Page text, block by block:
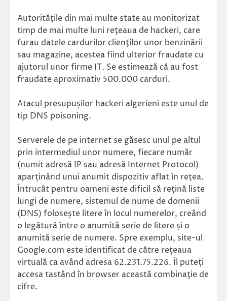
Autorităţile din mai multe state au monitorizat
timp de mai multe luni reţeaua de hackeri, care
furau datele cardurilor clienţilor unor benzinării
sau magazine, acestea fiind ulterior fraudate cu
ajutorul unor firme IT. Se estimează că au fost
fraudate aproximativ 500.000 carduri.
Atacul presupușilor hackeri algerieni este unul de
tip DNS poisoning.
Serverele de pe internet se găsesc unul pe altul
prin intermediul unor numere, fiecare număr
(numit adresă IP sau adresă Internet Protocol)
aparținând unui anumit dispozitiv aflat în rețea.
Întrucât pentru oameni este dificil să rețină liste
lungi de numere, sistemul de nume de domenii
(DNS) folosește litere în locul numerelor, creând
o legătură între o anumită serie de litere și o
anumită serie de numere. Spre exemplu, site-ul
Google.com este identificat de către rețeaua
virtuală ca având adresa 62.231.75.226. Îl puteți
accesa tastând în browser această combinaţie de
cifre.